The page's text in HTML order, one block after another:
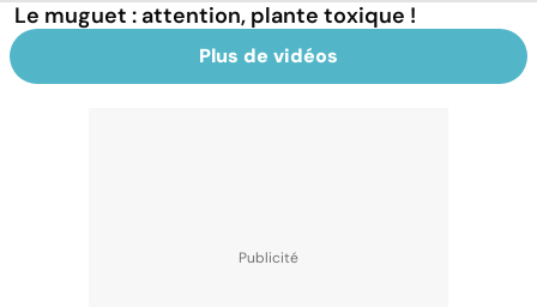
Le muguet : attention, plante toxique !
Plus de vidéos